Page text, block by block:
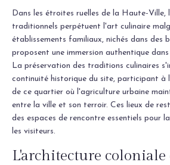
Dans les étroites ruelles de la Haute-Ville,
traditionnels perpétuent l'art culinaire
établissements familiaux, nichés dans des
proposent une immersion authentique
La préservation des traditions culinaires
continuité historique du site, participant à
de ce quartier où l'agriculture urbaine
entre la ville et son terroir. Ces lieux de
des espaces de rencontre essentiels pour
les visiteurs.
L'architecture coloniale